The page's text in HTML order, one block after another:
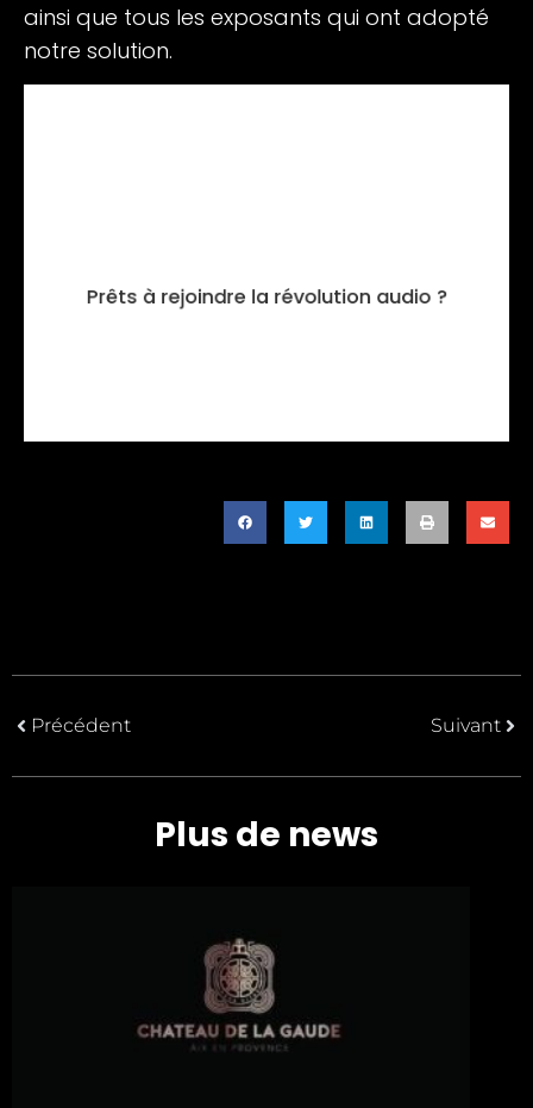
ainsi que tous les exposants qui ont adopté
notre solution.
Prêts à rejoindre la révolution audio ?
et donnez vie à vos salons !
Précédent Suivant
Plus de news